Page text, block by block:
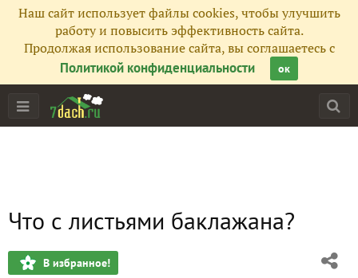
Наш сайт использует файлы cookies, чтобы улучшить
работу и повысить эффективность сайта.
Продолжая использование сайта, вы соглашаетесь с
Политикой конфиденциальности
ок
Что с листьями баклажана?
В избранное!